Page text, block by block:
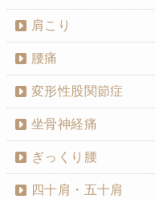
肩こり
腰痛
変形性股関節症
坐骨神経痛
ぎっくり腰
四十肩・五十肩